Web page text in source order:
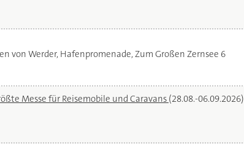
von Werder, Hafenpromenade, Zum Großen Zernsee 6
Messe für Reisemobile und Caravans (28.08.-06.09.2026)